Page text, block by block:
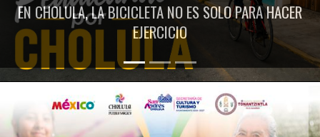
EN CHOLULA, LA BICICLETA NO ES SOLO PARA HACER
EJERCICIO